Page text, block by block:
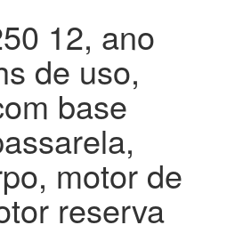
12, ano
de uso,
base
motor de
reserva